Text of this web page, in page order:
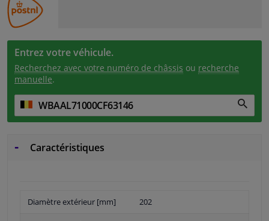
Entrez votre véhicule.
Recherchez avec votre numéro de châssis ou recherche
manuelle.
Caractéristiques
Diamètre extérieur [mm] 202